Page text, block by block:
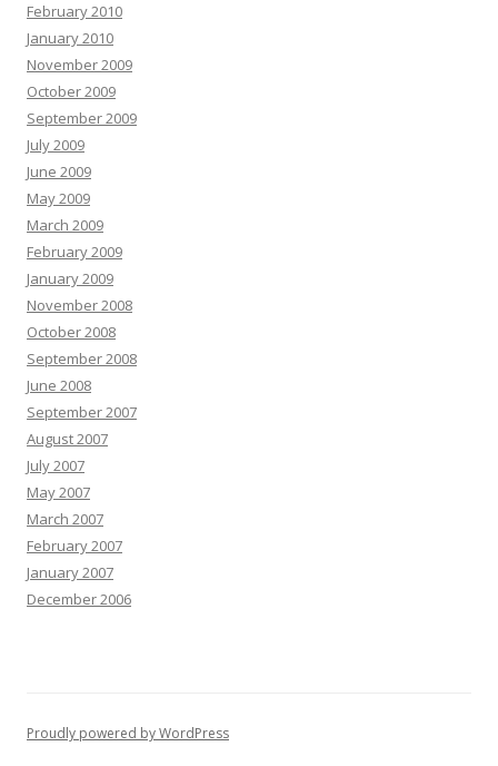
February 2010
January 2010
November 2009
October 2009
September 2009
July 2009
June 2009
May 2009
March 2009
February 2009
January 2009
November 2008
October 2008
September 2008
June 2008
September 2007
August 2007
July 2007
May 2007
March 2007
February 2007
January 2007
December 2006
Proudly powered by WordPress